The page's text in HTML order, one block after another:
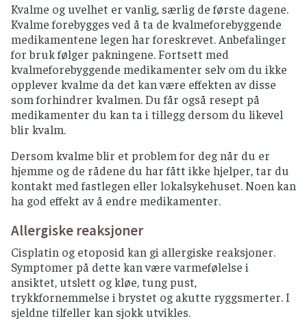
Kvalme og uvelhet er vanlig, særlig de første dagene.
Kvalme forebygges ved å ta de kvalmeforebyggende
medikamentene legen har foreskrevet. Anbefalinger
for bruk følger pakningene. Fortsett med
kvalmeforebyggende medikamenter selv om du ikke
opplever kvalme da det kan være effekten av disse
som forhindrer kvalmen. Du får også resept på
medikamenter du kan ta i tillegg dersom du likevel
blir kvalm.
Dersom kvalme blir et problem for deg når du er
hjemme og de rådene du har fått ikke hjelper, tar du
kontakt med fastlegen eller lokalsykehuset. Noen kan
ha god effekt av å endre medikamenter.
Allergiske reaksjoner
Cisplatin og etoposid kan gi allergiske reaksjoner.
Symptomer på dette kan være varmefølelse i
ansiktet, utslett og kløe, tung pust,
trykkfornemmelse i brystet og akutte ryggsmerter. I
sjeldne tilfeller kan sjokk utvikles.